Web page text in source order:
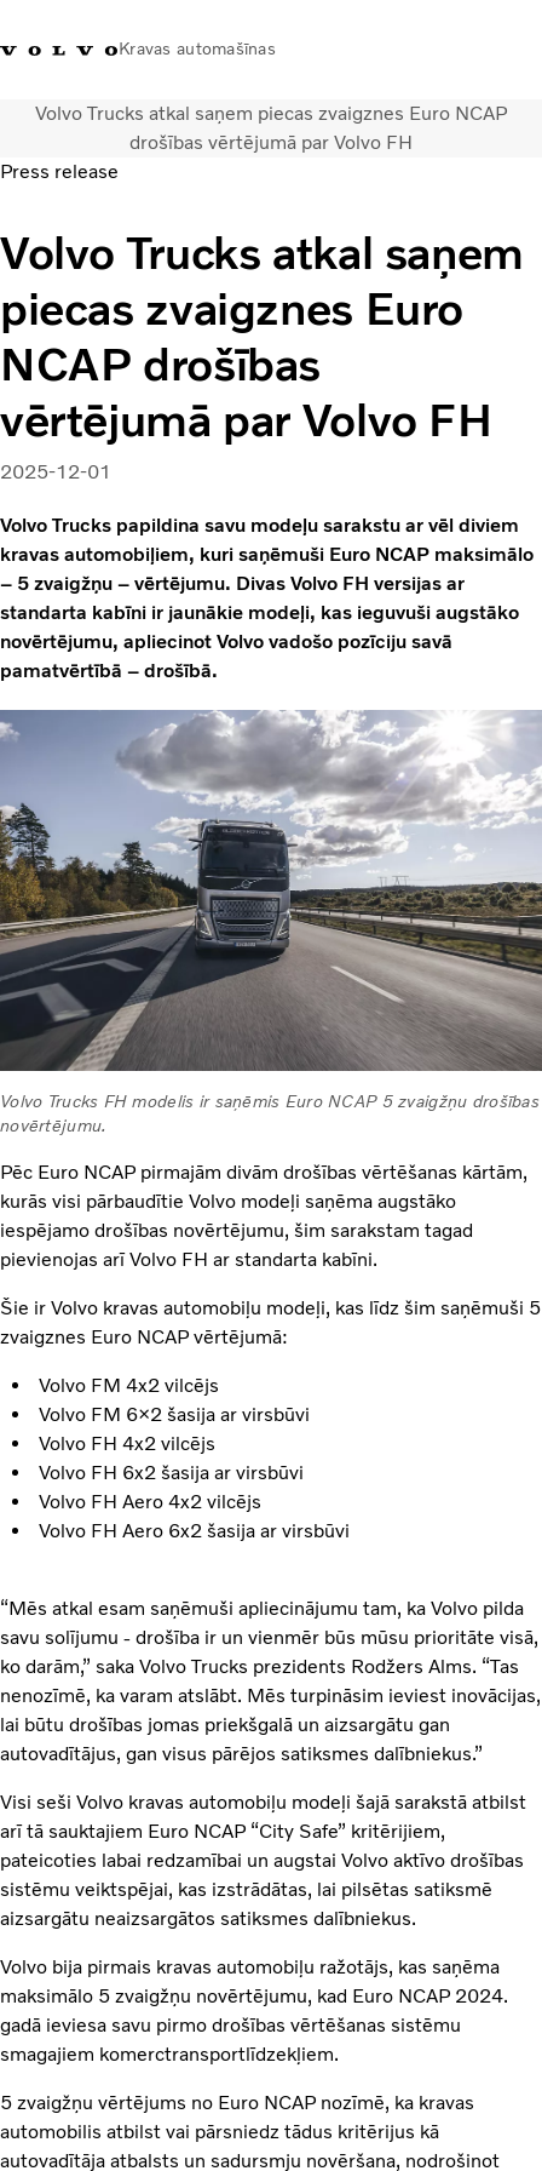
Kravas automašīnas
+371 20293001Volvo Trucks veikals IenāktLatvija
Kravas automašīnas
Pakalpojumi
Tuvākās darbnīcas meklēšana
Jaunumi
Par mums
Sazināties ar mums
Akcijas
Volvo Trucks atkal saņem piecas zvaigznes Euro NCAP
drošības vērtējumā par Volvo FH
Press release
Volvo Trucks atkal saņem
piecas zvaigznes Euro
NCAP drošības
vērtējumā par Volvo FH
2025-12-01
Volvo Trucks papildina savu modeļu sarakstu ar vēl diviem
kravas automobiļiem, kuri saņēmuši Euro NCAP maksimālo
– 5 zvaigžņu – vērtējumu. Divas Volvo FH versijas ar
standarta kabīni ir jaunākie modeļi, kas ieguvuši augstāko
novērtējumu, apliecinot Volvo vadošo pozīciju savā
pamatvērtībā – drošībā.
Volvo Trucks FH modelis ir saņēmis Euro NCAP 5 zvaigžņu drošības
novērtējumu.
Pēc Euro NCAP pirmajām divām drošības vērtēšanas kārtām,
kurās visi pārbaudītie Volvo modeļi saņēma augstāko
iespējamo drošības novērtējumu, šim sarakstam tagad
pievienojas arī Volvo FH ar standarta kabīni.
Šie ir Volvo kravas automobiļu modeļi, kas līdz šim saņēmuši 5
zvaigznes Euro NCAP vērtējumā:
Volvo FM 4x2 vilcējs
Volvo FM 6×2 šasija ar virsbūvi
Volvo FH 4x2 vilcējs
Volvo FH 6x2 šasija ar virsbūvi
Volvo FH Aero 4x2 vilcējs
Volvo FH Aero 6x2 šasija ar virsbūvi
“Mēs atkal esam saņēmuši apliecinājumu tam, ka Volvo pilda
savu solījumu - drošība ir un vienmēr būs mūsu prioritāte visā,
ko darām,” saka Volvo Trucks prezidents Rodžers Alms. “Tas
nenozīmē, ka varam atslābt. Mēs turpināsim ieviest inovācijas,
lai būtu drošības jomas priekšgalā un aizsargātu gan
autovadītājus, gan visus pārējos satiksmes dalībniekus.”
Visi seši Volvo kravas automobiļu modeļi šajā sarakstā atbilst
arī tā sauktajiem Euro NCAP “City Safe” kritērijiem,
pateicoties labai redzamībai un augstai Volvo aktīvo drošības
sistēmu veiktspējai, kas izstrādātas, lai pilsētas satiksmē
aizsargātu neaizsargātos satiksmes dalībniekus.
Volvo bija pirmais kravas automobiļu ražotājs, kas saņēma
maksimālo 5 zvaigžņu novērtējumu, kad Euro NCAP 2024.
gadā ieviesa savu pirmo drošības vērtēšanas sistēmu
smagajiem komerctransportlīdzekļiem.
5 zvaigžņu vērtējums no Euro NCAP nozīmē, ka kravas
automobilis atbilst vai pārsniedz tādus kritērijus kā
autovadītāja atbalsts un sadursmju novēršana, nodrošinot